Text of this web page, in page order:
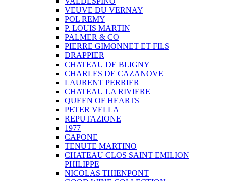
VEUVE DU VERNAY
POL REMY
P. LOUIS MARTIN
PALMER & CO
PIERRE GIMONNET ET FILS
DRAPPIER
CHATEAU DE BLIGNY
CHARLES DE CAZANOVE
LAURENT PERRIER
CHATEAU LA RIVIERE
QUEEN OF HEARTS
PETER VELLA
REPUTAZIONE
1977
CAPONE
TENUTE MARTINO
CHATEAU CLOS SAINT EMILION
PHILIPPE
NICOLAS THIENPONT